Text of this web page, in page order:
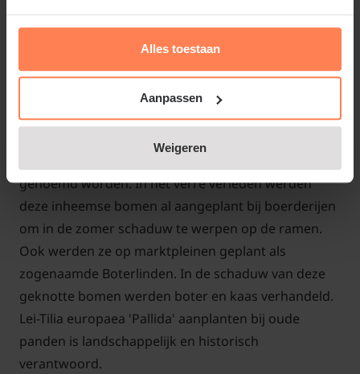
Alles toestaan
Aanpassen
Weigeren
Artikelcode 75R10-224
Lei-Tilia europaea 'Pallida' of Lei-
Linde
genoemd worden. In het verre verleden werden
deze inheemse bomen al aangeplant bij boerderijen
om in de zomer schaduw te werpen op de ramen.
Ook werden ze op marktpleinen geplant als
zogenaamde Boterlinden. In de schaduw van deze
geknotte bomen werden boter en kaas verhandeld.
Lei-Tilia europaea 'Pallida' aanplanten bij oude
panden is landschappelijk en historisch
verantwoord.